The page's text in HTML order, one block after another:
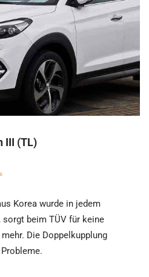
III (TL)
Korea wurde in jedem
sorgt beim TÜV für keine
Die Doppelkupplung